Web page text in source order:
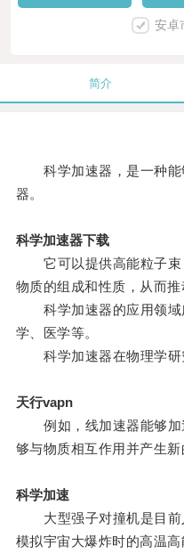
安卓
简介
科学加速器，是一种能
器。
科学加速器下载
它可以提供高能粒子束
物质的组成和性质，从而推
科学加速器的应用领域
学、医学等。
科学加速器在物理学研
天行vapn
例如，线加速器能够加
够与物质相互作用并产生新
科学加速
大型强子对撞机是目前
模拟宇宙大爆炸时的高温